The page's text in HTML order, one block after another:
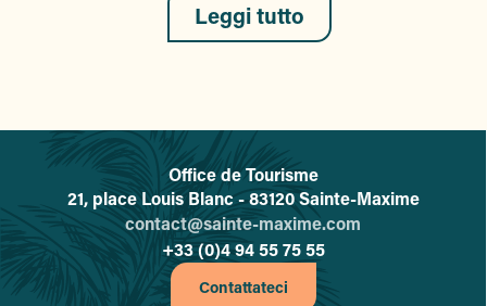
Leggi tutto
L'office de tourisme de Sainte-
Office de Tourisme
21, place Louis Blanc - 83120 Sainte-Maxime
contact@sainte-maxime.com
+33 (0)4 94 55 75 55
Contattateci